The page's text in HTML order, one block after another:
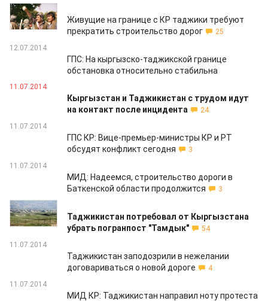
12.07.2014
Живущие на границе с КР таджики требуют
прекратить строительство дорог
25
12.07.2014
ГПС: На кыргызско-таджикской границе
обстановка относительно стабильна
11.07.2014
Кыргызстан и Таджикистан с трудом идут
на контакт после инцидента
24
11.07.2014
ГПС КР: Вице-премьер-министры КР и РТ
обсудят конфликт сегодня
3
11.07.2014
МИД: Надеемся, строительство дороги в
Баткенской области продолжится
3
11.07.2014
Таджикистан потребовал от Кыргызстана
убрать погранпост "Тамдык"
54
11.07.2014
Таджикистан заподозрили в нежелании
договариваться о новой дороге
4
11.07.2014
МИД КР: Таджикистан направил ноту протеста